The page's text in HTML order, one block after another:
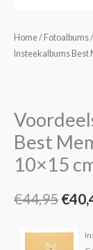
Home/ Fotoalbums/
Insteekalbums Best
Best
10×15
€44,95 €